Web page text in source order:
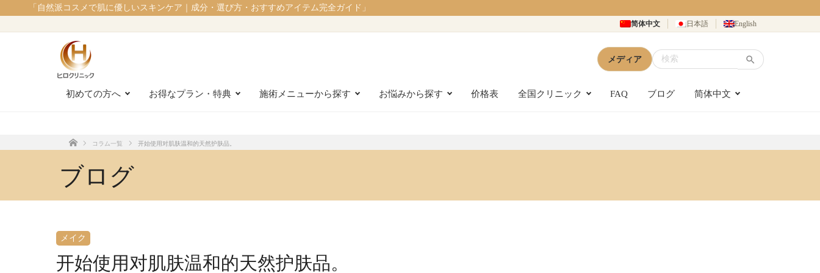
「自然派コスメで肌に優しいスキンケア｜成分・選び方・おすすめアイテム完全ガイド」
简体中文 日本語 English
メディア
初めての方へ お得なプラン・特典 施術メニューから探す お悩みから探す 价格表 全国クリニック FAQ ブログ 简体中文
コラム一覧 开始使用对肌肤温和的天然护肤品。
ブログ
メイク
开始使用对肌肤温和的天然护肤品。